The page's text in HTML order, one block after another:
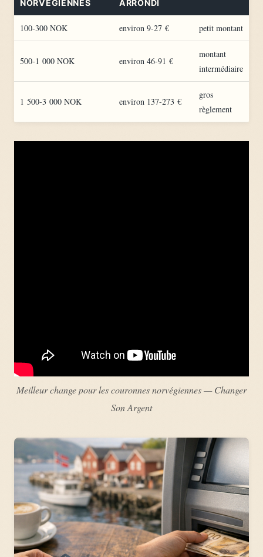
NORVÉGIENNES ARRONDI
100-300 NOK environ 9-27 € petit montant
500-1 000 NOK environ 46-91 €
montant
intermédiaire
1 500-3 000 NOK environ 137-273 €
gros
règlement
Meilleur change pour les couronnes norvégiennes — Changer
Son Argent